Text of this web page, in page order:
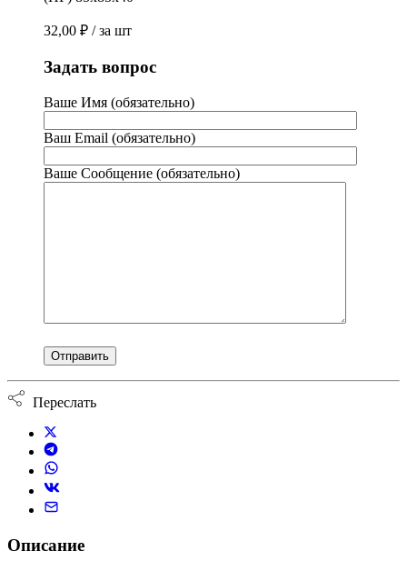
32,00 ₽ / за шт
Задать вопрос
Ваше Имя (обязательно)
Ваш Email (обязательно)
Ваше Сообщение (обязательно)
Переслать
Описание